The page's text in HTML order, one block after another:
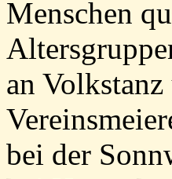
Menschen
an
bei der